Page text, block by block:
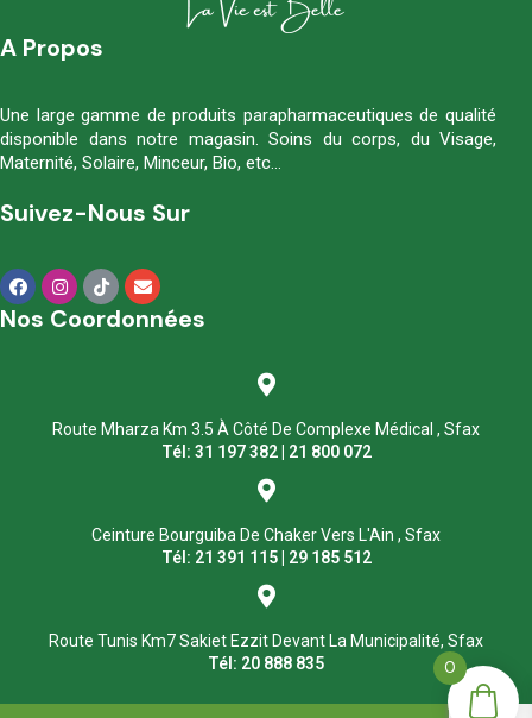
A Propos
Une large gamme de produits parapharmaceutiques de qualité
disponible dans notre magasin. Soins du corps, du Visage,
Maternité, Solaire, Minceur, Bio, etc…
Suivez-Nous Sur
Nos Coordonnées
Route Mharza Km 3.5 À Côté De Complexe Médical , Sfax
Tél: 31 197 382 | 21 800 072
Ceinture Bourguiba De Chaker Vers L'Ain , Sfax
Tél: 21 391 115 | 29 185 512
Route Tunis Km7 Sakiet Ezzit Devant La Municipalité, Sfax
Tél: 20 888 835
0